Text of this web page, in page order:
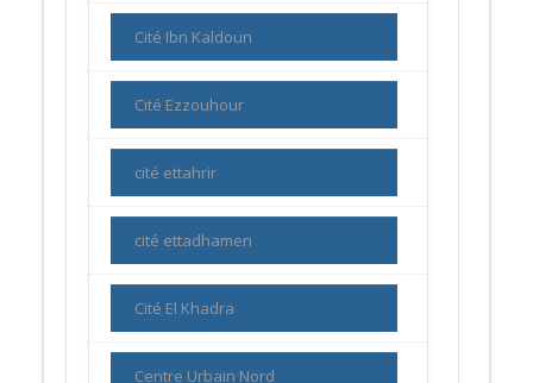
Cité Ibn Kaldoun
Cité Ezzouhour
cité ettahrir
cité ettadhamen
Cité El Khadra
Centre Urbain Nord